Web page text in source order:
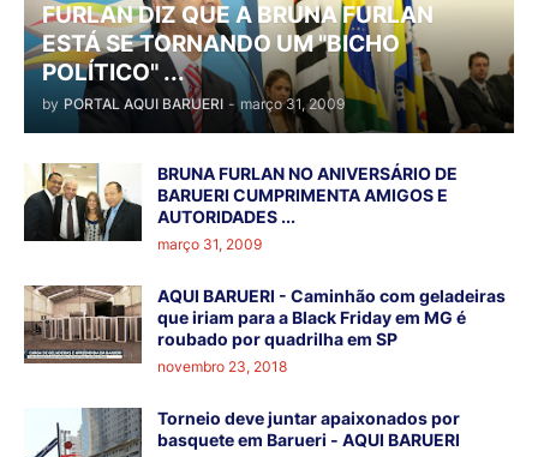
FURLAN DIZ QUE A BRUNA FURLAN
ESTÁ SE TORNANDO UM "BICHO
POLÍTICO" ...
by PORTAL AQUI BARUERI - março 31, 2009
BRUNA FURLAN NO ANIVERSÁRIO DE
BARUERI CUMPRIMENTA AMIGOS E
AUTORIDADES ...
março 31, 2009
AQUI BARUERI - Caminhão com geladeiras
que iriam para a Black Friday em MG é
roubado por quadrilha em SP
novembro 23, 2018
Torneio deve juntar apaixonados por
basquete em Barueri - AQUI BARUERI